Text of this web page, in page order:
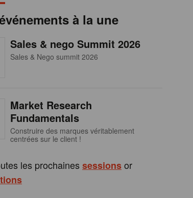
à la une
Sales & nego Summit 2026
Sales & Nego summit 2026
Market Research
Fundamentals
Construire des marques véritablement
centrées sur le client !
les prochaines sessionsor